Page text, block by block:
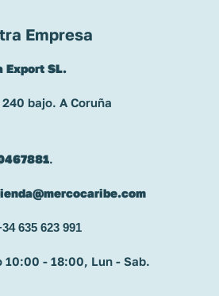
Empresa
Export SL.
240 bajo. A Coruña
.
635 623 991
10:00 - 18:00, Lun - Sab.